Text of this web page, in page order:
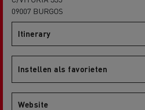
09007 BURGOS
Itinerary
Instellen als favorieten
Website